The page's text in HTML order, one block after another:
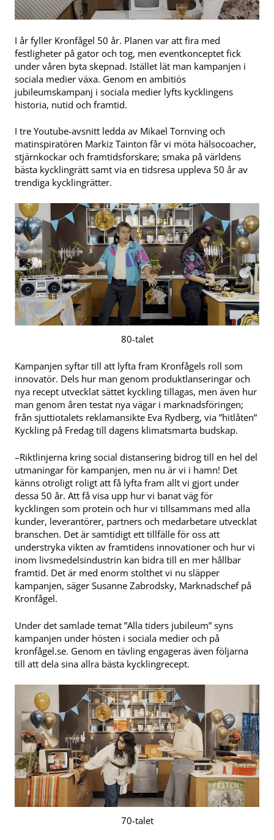
I år fyller Kronfågel 50 år. Planen var att fira med
festligheter på gator och tog, men eventkonceptet fick
under våren byta skepnad. Istället lät man kampanjen i
sociala medier växa. Genom en ambitiös
jubileumskampanj i sociala medier lyfts kycklingens
historia, nutid och framtid.
I tre Youtube-avsnitt ledda av Mikael Tornving och
matinspiratören Markiz Tainton får vi möta hälsocoacher,
stjärnkockar och framtidsforskare; smaka på världens
bästa kycklingrätt samt via en tidsresa uppleva 50 år av
trendiga kycklingrätter.
80-talet
Kampanjen syftar till att lyfta fram Kronfågels roll som
innovatör. Dels hur man genom produktlanseringar och
nya recept utvecklat sättet kyckling tillagas, men även hur
man genom åren testat nya vägar i marknadsföringen;
från sjuttiotalets reklamansikte Eva Rydberg, via ”hitlåten”
Kyckling på Fredag till dagens klimatsmarta budskap.
–Riktlinjerna kring social distansering bidrog till en hel del
utmaningar för kampanjen, men nu är vi i hamn! Det
känns otroligt roligt att få lyfta fram allt vi gjort under
dessa 50 år. Att få visa upp hur vi banat väg för
kycklingen som protein och hur vi tillsammans med alla
kunder, leverantörer, partners och medarbetare utvecklat
branschen. Det är samtidigt ett tillfälle för oss att
understryka vikten av framtidens innovationer och hur vi
inom livsmedelsindustrin kan bidra till en mer hållbar
framtid. Det är med enorm stolthet vi nu släpper
kampanjen, säger Susanne Zabrodsky, Marknadschef på
Kronfågel.
Under det samlade temat ”Alla tiders jubileum” syns
kampanjen under hösten i sociala medier och på
kronfågel.se. Genom en tävling engageras även följarna
till att dela sina allra bästa kycklingrecept.
70-talet